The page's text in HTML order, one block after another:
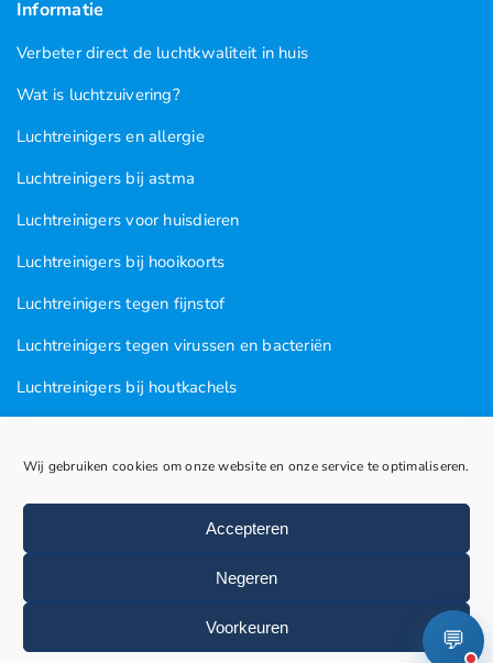
Wij gebruiken cookies om onze website en onze service te optimaliseren.
Accepteren
Negeren
Voorkeuren
Informatie
Verbeter direct de luchtkwaliteit in huis
Wat is luchtzuivering?
Luchtreinigers en allergie
Luchtreinigers bij astma
Luchtreinigers voor huisdieren
Luchtreinigers bij hooikoorts
Luchtreinigers tegen fijnstof
Luchtreinigers tegen virussen en bacteriën
Luchtreinigers bij houtkachels
Luchtreinigers in nagel en kapsalons
Luchtreinigers bij vogels
Huisstofmijten
💬